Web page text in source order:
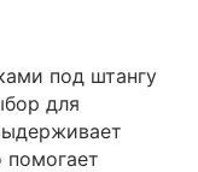
под штангу
для
помогает